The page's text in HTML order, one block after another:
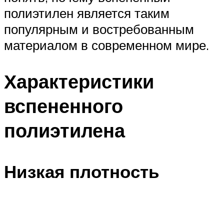
полиэтилен является таким
популярным и востребованным
материалом в современном мире.
Характеристики
вспененного
полиэтилена
Низкая плотность